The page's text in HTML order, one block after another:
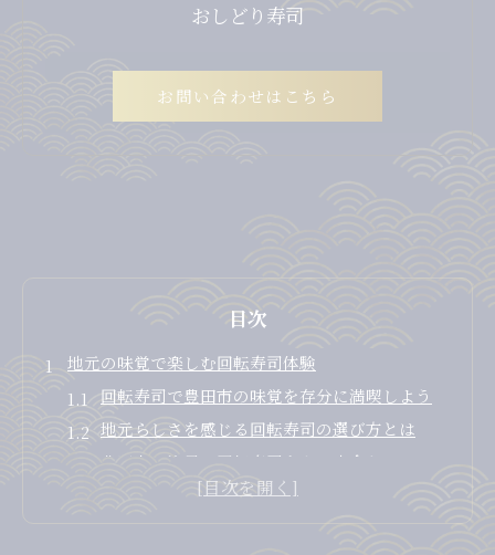
おしどり寿司
お問い合わせはこちら
目次
地元の味覚で楽しむ回転寿司体験
回転寿司で豊田市の味覚を存分に満喫しよう
地元らしさを感じる回転寿司の選び方とは
豊田市で注目の回転寿司ネタに出会うコツ
人気の回転寿司ランキングから地元の魅力発見
豊田市ならではの回転寿司体験で特別な時間を